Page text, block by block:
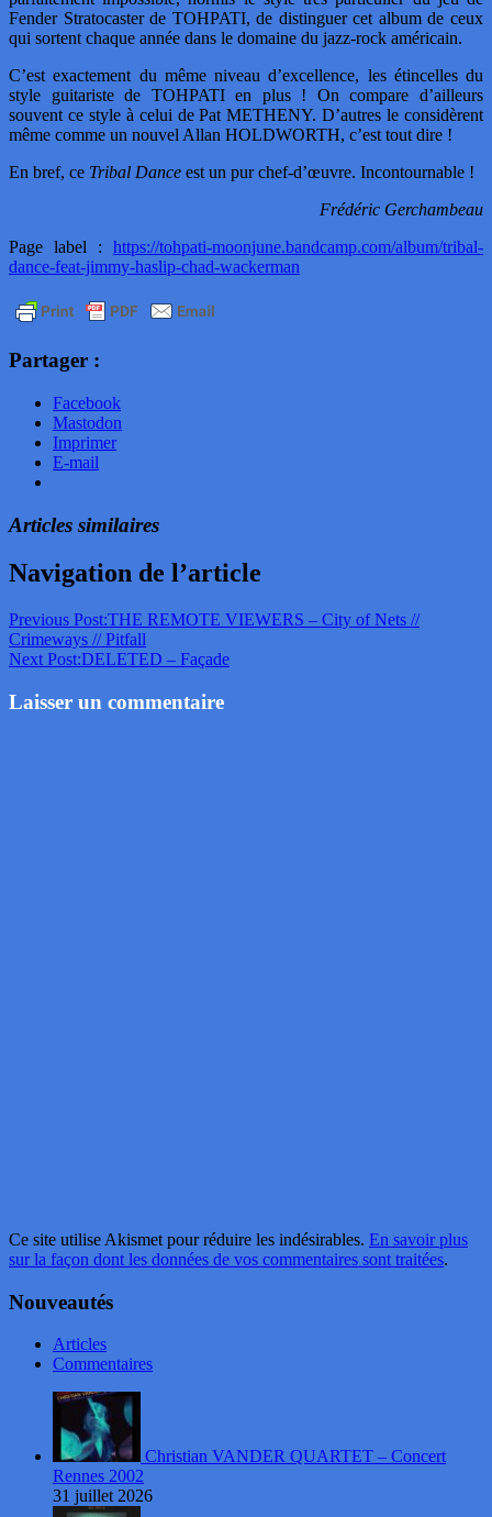
Fender Stratocaster de TOHPATI, de distinguer cet album de ceux
qui sortent chaque année dans le domaine du jazz-rock américain.
C’est exactement du même niveau d’excellence, les étincelles du
style guitariste de TOHPATI en plus ! On compare d’ailleurs
souvent ce style à celui de Pat METHENY. D’autres le considèrent
même comme un nouvel Allan HOLDWORTH, c’est tout dire !
En bref, ce Tribal Dance est un pur chef-d’œuvre. Incontournable !
Frédéric Gerchambeau
Page label : https://tohpati-moonjune.bandcamp.com/album/tribal-
dance-feat-jimmy-haslip-chad-wackerman
Partager :
Facebook
Mastodon
Imprimer
E-mail
Articles similaires
Navigation de l’article
Previous Post:THE REMOTE VIEWERS – City of Nets //
Crimeways // Pitfall
Next Post:DELETED – Façade
Laisser un commentaire
Ce site utilise Akismet pour réduire les indésirables. En savoir plus
sur la façon dont les données de vos commentaires sont traitées.
Nouveautés
Articles
Commentaires
Christian VANDER QUARTET – Concert
Rennes 2002
31 juillet 2026